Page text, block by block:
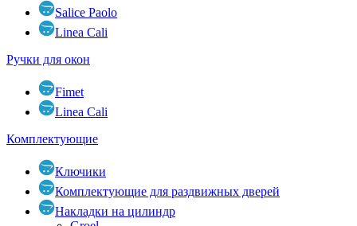
Salice Paolo
Linea Cali
Ручки для окон
Fimet
Linea Cali
Комплектующие
Ключики
Комплектующие для раздвижных дверей
Накладки на цилиндр